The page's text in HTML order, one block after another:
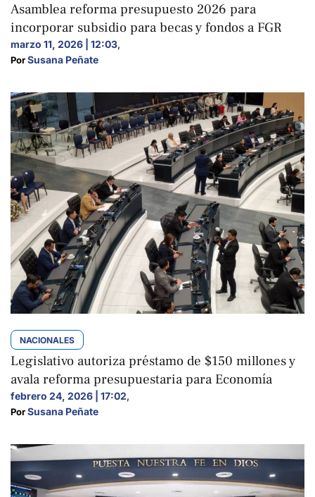
Asamblea reforma presupuesto 2026 para
incorporar subsidio para becas y fondos a FGR
marzo 11, 2026 | 12:03,
Por Susana Peñate
NACIONALES
Legislativo autoriza préstamo de $150 millones y
avala reforma presupuestaria para Economía
febrero 24, 2026 | 17:02,
Por Susana Peñate